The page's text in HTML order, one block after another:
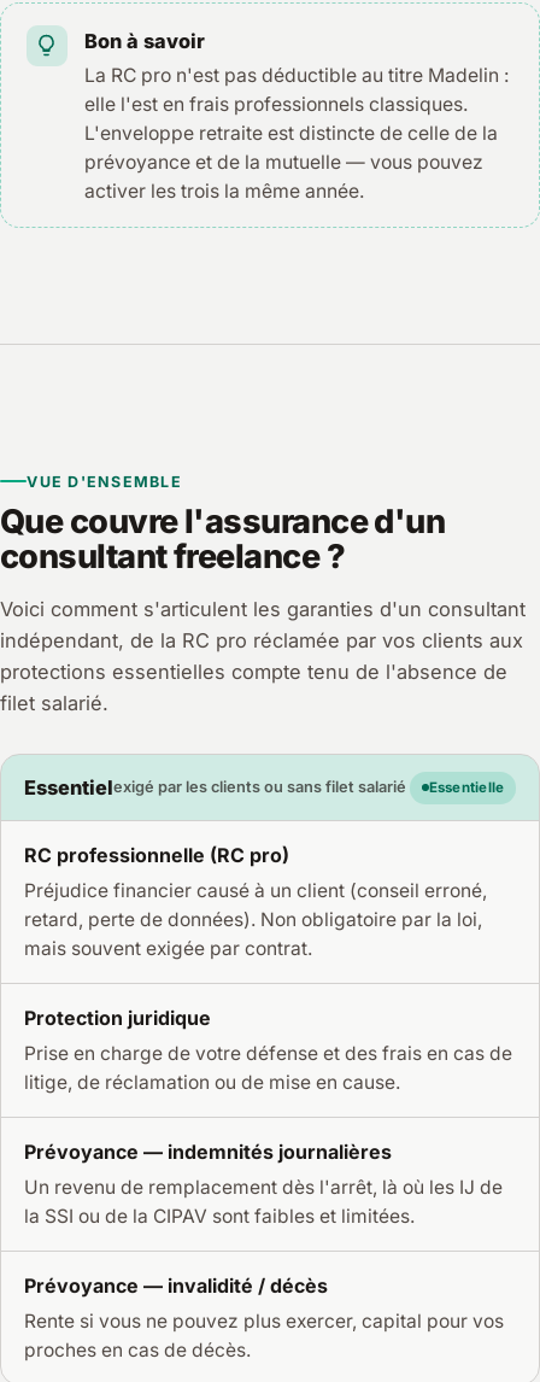
Bon à savoir
La RC pro n'est pas déductible au titre Madelin :
elle l'est en frais professionnels classiques.
L'enveloppe retraite est distincte de celle de la
prévoyance et de la mutuelle — vous pouvez
activer les trois la même année.
VUE D'ENSEMBLE
Que couvre l'assurance d'un
consultant freelance ?
Voici comment s'articulent les garanties d'un consultant
indépendant, de la RC pro réclamée par vos clients aux
protections essentielles compte tenu de l'absence de
filet salarié.
Essentielexigé par les clients ou sans filet salarié Essentielle
RC professionnelle (RC pro)
Préjudice financier causé à un client (conseil erroné,
retard, perte de données). Non obligatoire par la loi,
mais souvent exigée par contrat.
Protection juridique
Prise en charge de votre défense et des frais en cas de
litige, de réclamation ou de mise en cause.
Prévoyance — indemnités journalières
Un revenu de remplacement dès l'arrêt, là où les IJ de
la SSI ou de la CIPAV sont faibles et limitées.
Prévoyance — invalidité / décès
Rente si vous ne pouvez plus exercer, capital pour vos
proches en cas de décès.